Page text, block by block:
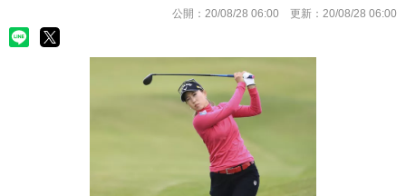
公開： 20/08/28 06:00 更新： 20/08/28 06:00